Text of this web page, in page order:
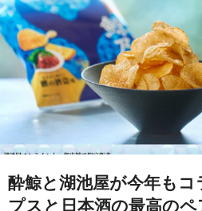
酔鯨と湖池屋が今年も
プスと日本酒の最高の